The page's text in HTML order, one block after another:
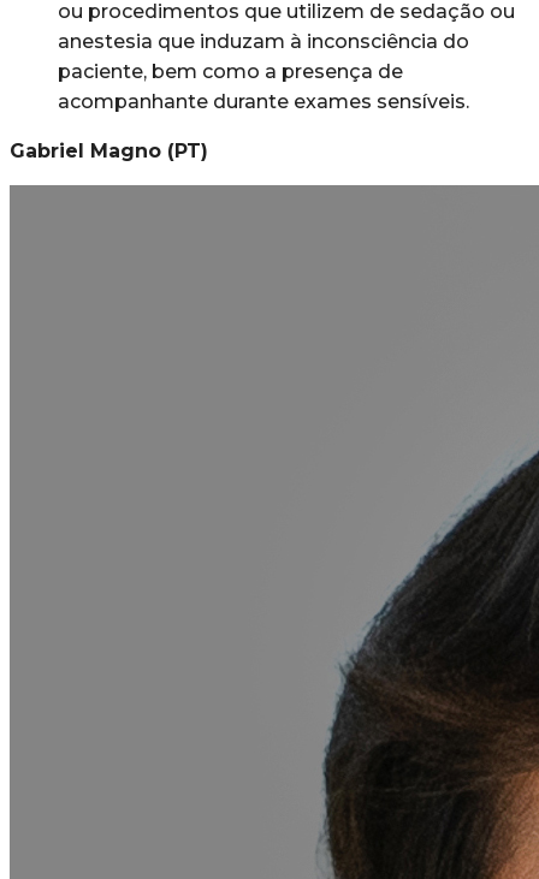
ou procedimentos que utilizem de sedação ou
anestesia que induzam à inconsciência do
paciente, bem como a presença de
acompanhante durante exames sensíveis.
Gabriel Magno (PT)